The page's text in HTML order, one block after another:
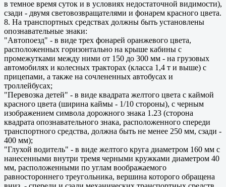
в темное время суток и в условиях недостаточной видимости),
сзади - двумя световозвращателями и фонарем красного цвета.
8. На транспортных средствах должны быть установлены
опознавательные знаки:
"Автопоезд" - в виде трех фонарей оранжевого цвета,
расположенных горизонтально на крыше кабины с
промежутками между ними от 150 до 300 мм - на грузовых
автомобилях и колесных тракторах (класса 1,4 т и выше) с
прицепами, а также на сочлененных автобусах и
троллейбусах;
"Перевозка детей" - в виде квадрата желтого цвета с каймой
красного цвета (ширина каймы - 1/10 стороны), с черным
изображением символа дорожного знака 1.23 (сторона
квадрата опознавательного знака, расположенного спереди
транспортного средства, должна быть не менее 250 мм, сзади -
400 мм);
"Глухой водитель" - в виде желтого круга диаметром 160 мм с
нанесенными внутри тремя черными кружками диаметром 40
мм, расположенными по углам воображаемого
равностороннего треугольника, вершина которого обращена